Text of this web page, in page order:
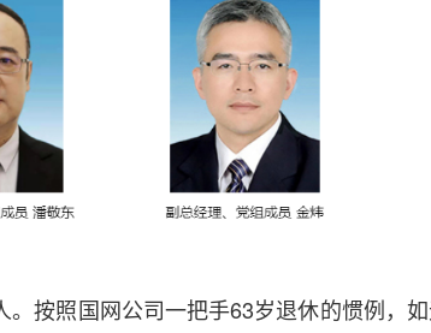
按照国网公司一把手63岁退休的惯例，